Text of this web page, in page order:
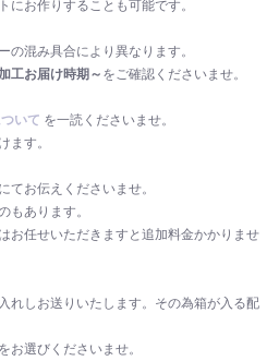
にお作りすることも可能です。
の混み具合により異なります。
工お届け時期～ をご確認くださいませ。
いて を一読くださいませ。
ます。
てお伝えくださいませ。
もあります。
お任せいただきますと追加料金かかりませ
れしお送りいたします。その為箱が入る配
お選びくださいませ。